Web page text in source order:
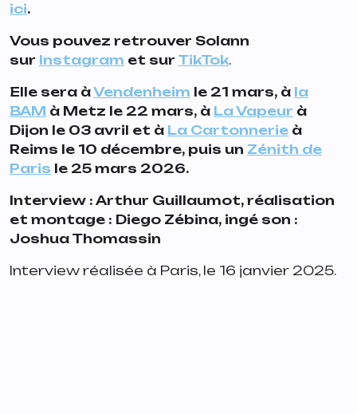
ici.
Vous pouvez retrouver Solann
sur Instagram et sur TikTok.
Elle sera àVendenheim le 21 mars, à la
BAM à Metz le 22 mars, à La Vapeur à
Dijon le 03 avril et à La Cartonnerie à
Reims le 10 décembre, puis un Zénith de
Paris le 25 mars 2026.
Interview : Arthur Guillaumot, réalisation
et montage : Diego Zébina, ingé son :
Joshua Thomassin
Interview réalisée à Paris, le 16 janvier 2025.